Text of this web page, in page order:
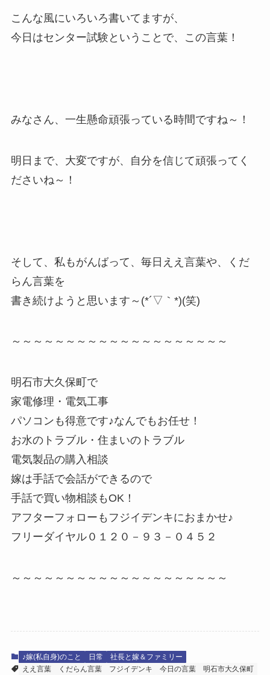
こんな風にいろいろ書いてますが、
今日はセンター試験ということで、この言葉！
みなさん、一生懸命頑張っている時間ですね～！
明日まで、大変ですが、自分を信じて頑張ってく
ださいね～！
そして、私もがんばって、毎日ええ言葉や、くだ
らん言葉を
書き続けようと思います～(*´▽｀*)(笑)
～～～～～～～～～～～～～～～～～～～～
明石市大久保町で
家電修理・電気工事
パソコンも得意です♪なんでもお任せ！
お水のトラブル・住まいのトラブル
電気製品の購入相談
嫁は手話で会話ができるので
手話で買い物相談もOK！
アフターフォローもフジイデンキにおまかせ♪
フリーダイヤル０１２０－９３－０４５２
～～～～～～～～～～～～～～～～～～～～
♪嫁(私自身)のこと 日常
社長と嫁＆ファミリー
ええ言葉
くだらん言葉 フジイデンキ 今日の言葉 明石市大久保町